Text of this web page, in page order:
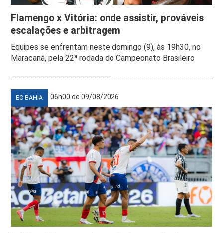
Flamengo x Vitória: onde assistir, prováveis
escalações e arbitragem
Equipes se enfrentam neste domingo (9), às 19h30, no
Maracanã, pela 22ª rodada do Campeonato Brasileiro
EC BAHIA 06h00 de 09/08/2026